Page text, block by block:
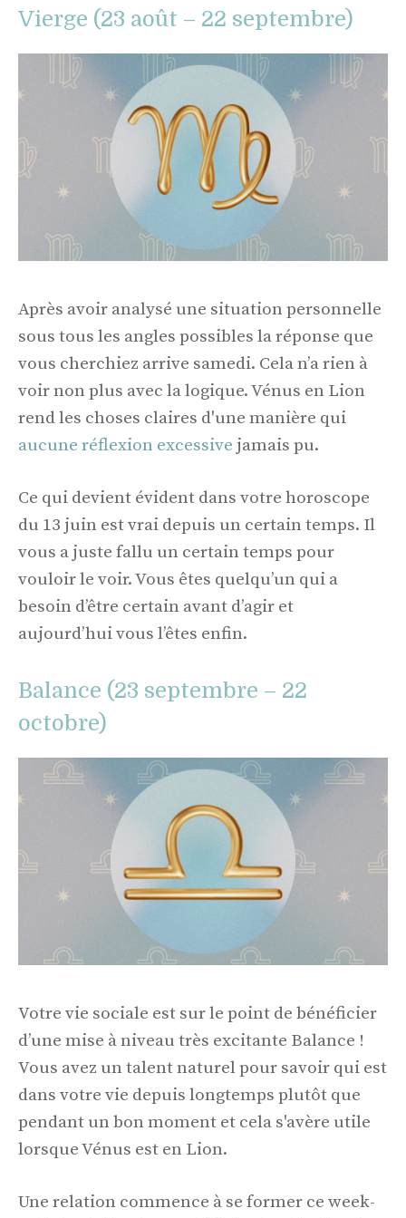
Vierge (23 août – 22 septembre)
Après avoir analysé une situation personnelle
sous tous les angles possibles la réponse que
vous cherchiez arrive samedi. Cela n’a rien à
voir non plus avec la logique. Vénus en Lion
rend les choses claires d'une manière qui
aucune réflexion excessive jamais pu.
Ce qui devient évident dans votre horoscope
du 13 juin est vrai depuis un certain temps. Il
vous a juste fallu un certain temps pour
vouloir le voir. Vous êtes quelqu’un qui a
besoin d’être certain avant d’agir et
aujourd’hui vous l’êtes enfin.
Balance (23 septembre – 22
octobre)
Votre vie sociale est sur le point de bénéficier
d’une mise à niveau très excitante Balance !
Vous avez un talent naturel pour savoir qui est
dans votre vie depuis longtemps plutôt que
pendant un bon moment et cela s'avère utile
lorsque Vénus est en Lion.
Une relation commence à se former ce week-